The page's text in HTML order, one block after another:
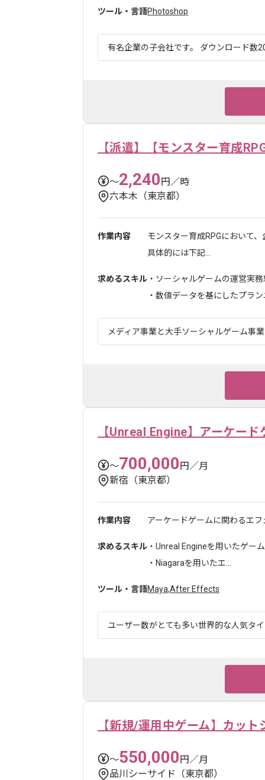
ツール・言語Photoshop
有名企業の子会社です。 ダウンロード数
【派遣】【モンスター育成
〜2,240円／時
六本木（東京都）
作業内容
モンスター育成RPGにおいて
具体的には下記...
求めるスキル ・ソーシャルゲームの運営実
・数値データを基にしたプラン
メディア事業と大手ソーシャルゲーム事
【Unreal Engine】アーケー
〜700,000円／月
新宿（東京都）
作業内容 アーケードゲームに関わるエ
求めるスキル ・Unreal Engineを用いたゲー
・Niagaraを用いたエ...
ツール・言語Maya,After Effects
ユーザー数がとても多い世界的な人気タ
【新規/運用中ゲーム】カッ
〜550,000円／月
品川シーサイド（東京都）